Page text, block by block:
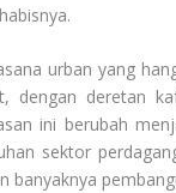
urban yang
dengan deretan
ini berubah
sektor
banyaknya